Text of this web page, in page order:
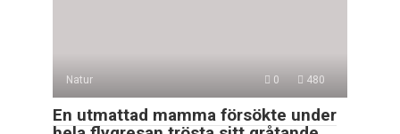
Natur 0 480
En utmattad mamma försökte under